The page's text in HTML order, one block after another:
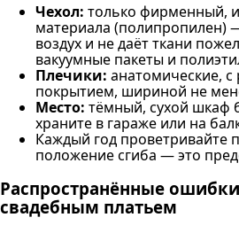
Чехол: только фирменный,
материала (полипропилен)
воздух и не даёт ткани
вакуумные пакеты и
Плечики: анатомические,
покрытием, шириной не
Место: тёмный, сухой шкаф
храните в гараже или на
Каждый год проветривайте
положение сгиба — это
Распространённые
свадебным платьем